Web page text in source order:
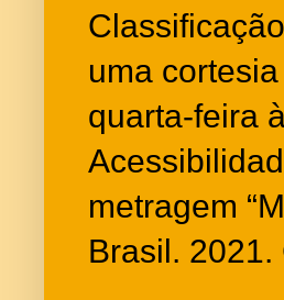
uma
quarta-feira
metragem
Brasil.